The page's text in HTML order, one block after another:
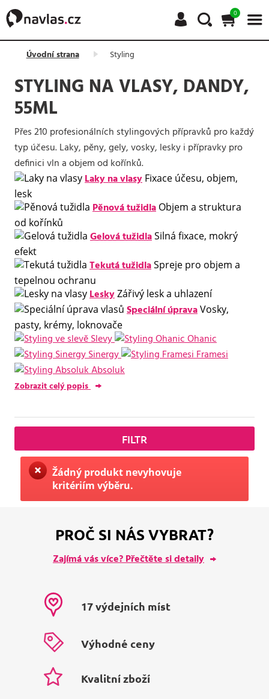
0
Úvodní strana Styling
STYLING NA VLASY, DANDY,
55ML
Přes 210 profesionálních stylingových přípravků pro každý
typ účesu. Laky, pěny, gely, vosky, lesky i přípravky pro
definici vln a objem od kořínků.
Laky na vlasy Fixace účesu, objem,
lesk
Pěnová tužidla Objem a struktura
od kořínků
Gelová tužidlaSilná fixace, mokrý
efekt
Tekutá tužidlaSpreje pro objem a
tepelnou ochranu
LeskyZářivý lesk a uhlazení
Speciální úpravaVosky,
pasty, krémy, loknovače
Slevy
Ohanic
Sinergy
Framesi
Absoluk
Zobrazit celý popis
FILTR
Žádný produkt nevyhovuje
kritériím výběru.
PROČ SI NÁS VYBRAT?
Zajímá vás více? Přečtěte si detaily
17 výdejních míst
Výhodné ceny
Kvalitní zboží